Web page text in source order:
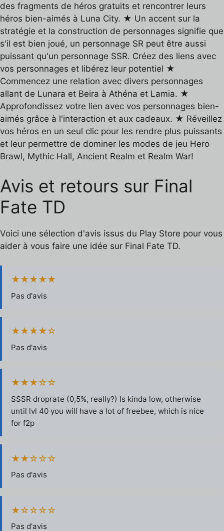
des fragments de héros gratuits et rencontrer leurs
héros bien-aimés à Luna City. ★ Un accent sur la
stratégie et la construction de personnages signifie que
s'il est bien joué, un personnage SR peut être aussi
puissant qu'un personnage SSR. Créez des liens avec
vos personnages et libérez leur potentiel ★
Commencez une relation avec divers personnages
allant de Lunara et Beira à Athéna et Lamia. ★
Approfondissez votre lien avec vos personnages bien-
aimés grâce à l'interaction et aux cadeaux. ★ Réveillez
vos héros en un seul clic pour les rendre plus puissants
et leur permettre de dominer les modes de jeu Hero
Brawl, Mythic Hall, Ancient Realm et Realm War!
Avis et retours sur Final
Fate TD
Voici une sélection d'avis issus du Play Store pour vous
aider à vous faire une idée sur Final Fate TD.
★★★★★
Pas d'avis
★★★★☆
Pas d'avis
★★★☆☆
SSSR droprate (0,5%, really?) Is kinda low, otherwise
until lvl 40 you will have a lot of freebee, which is nice
for f2p
★★☆☆☆
Pas d'avis
★☆☆☆☆
Pas d'avis